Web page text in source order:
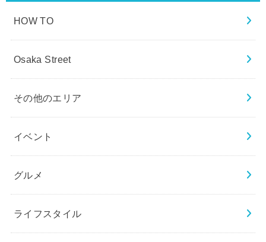
HOW TO
Osaka Street
その他のエリア
イベント
グルメ
ライフスタイル